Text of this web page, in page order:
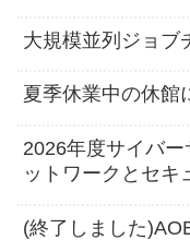
大規模並列ジョブ
夏季休業中の休館
2026年度サイバ
ットワークとセキ
(終了しました